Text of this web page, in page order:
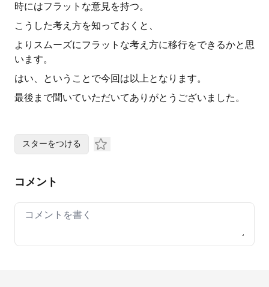
時にはフラットな意見を持つ。
こうした考え方を知っておくと、
よりスムーズにフラットな考え方に移行をできるかと思
います。
はい、ということで今回は以上となります。
最後まで聞いていただいてありがとうございました。
スターをつける
コメント
Your comment